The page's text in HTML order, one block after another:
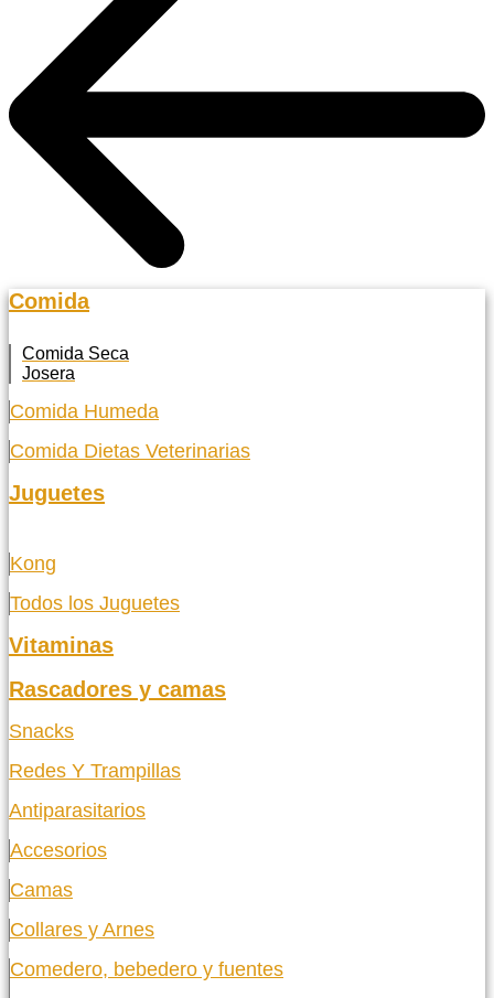
Comida
Comida Seca
Josera
Comida Humeda
Comida Dietas Veterinarias
Juguetes
Kong
Todos los Juguetes
Vitaminas
Rascadores y camas
Snacks
Redes Y Trampillas
Antiparasitarios
Accesorios
Camas
Collares y Arnes
Comedero, bebedero y fuentes